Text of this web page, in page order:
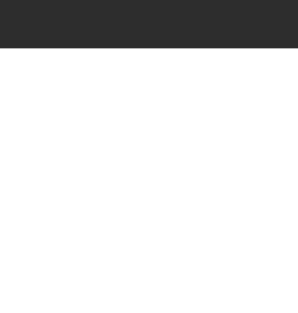
กาสการจ้างงานอย่างเท่าเทียม”